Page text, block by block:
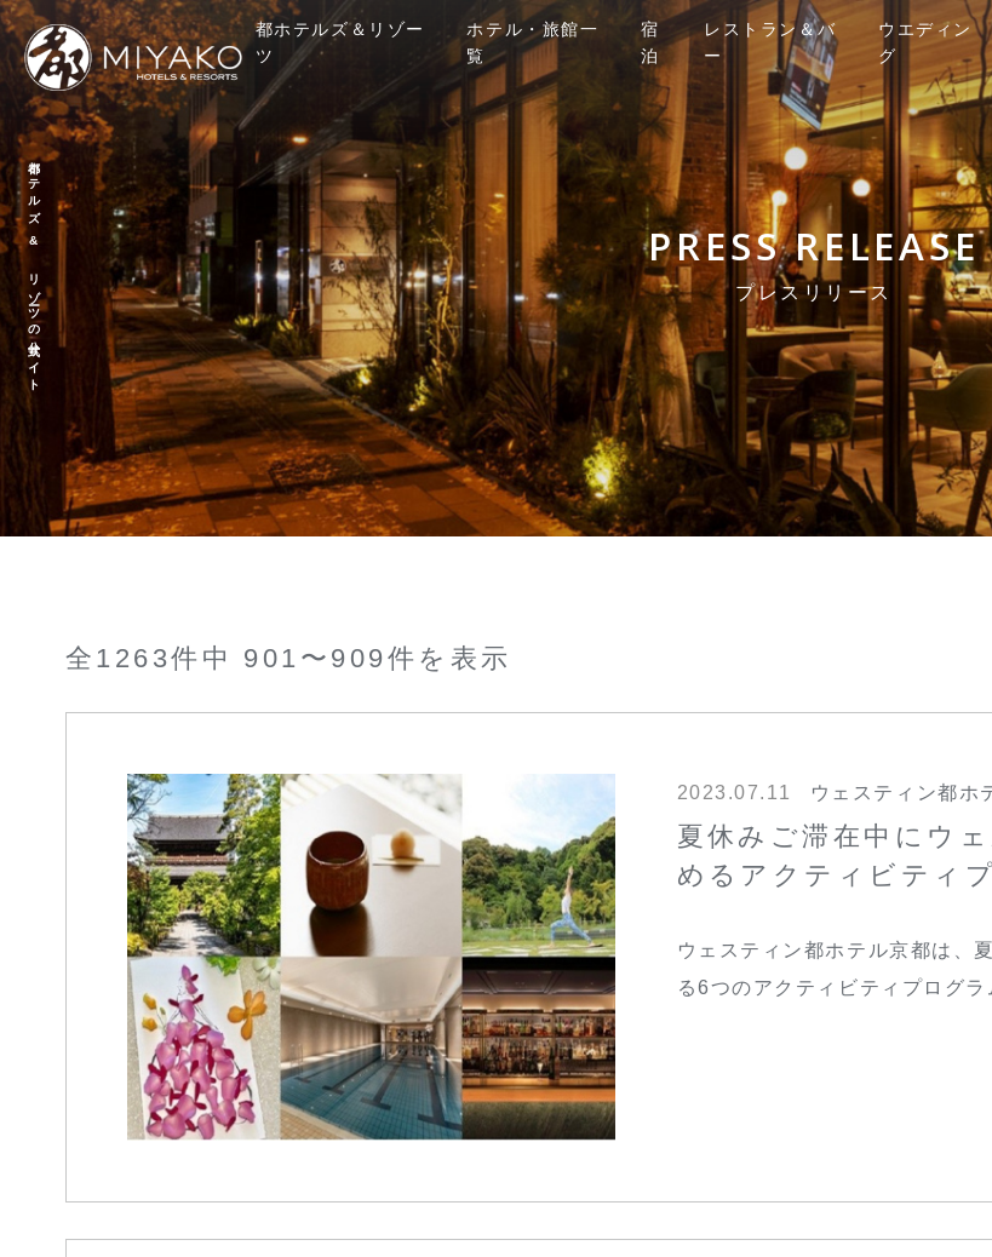
都ホテルズ & リゾーツの公式サイト
都ホテルズ＆リゾー
ツ
ホテル・旅館一
覧
宿
泊
レストラン＆バ
ー
ウエディン
グ
PRESS RELEASE
プレスリリース
全1263件中 901〜909件を表示
2023.07.11 ウェスティン都ホ
夏休みご滞在中にウ
めるアクティビティ
ウェスティン都ホテル京都は、
る6つのアクティビティプログラ